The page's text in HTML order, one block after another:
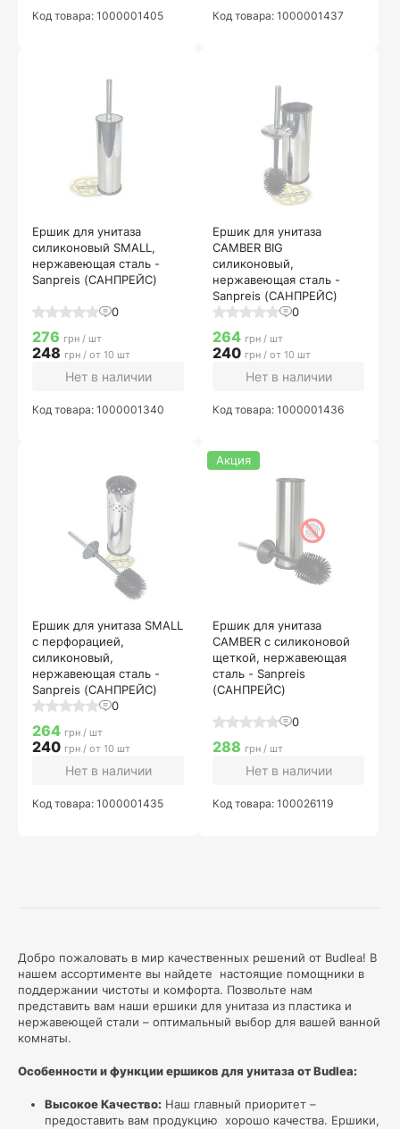
Добро пожаловать в мир качественных решений от Budlea! В
нашем ассортименте вы найдете настоящие помощники в
поддержании чистоты и комфорта. Позвольте нам
представить вам наши ершики для унитаза из пластика и
нержавеющей стали – оптимальный выбор для вашей ванной
комнаты.
Особенности и функции ершиков для унитаза от Budlea:
Высокое Качество: Наш главный приоритет –
предоставить вам продукцию хорошо качества. Ершики,
Код товара: 1000001405 Код товара: 1000001437
Ершик для унитаза
силиконовый SMALL,
нержавеющая сталь -
Sanpreis (САНПРЕЙС)
0
276 грн / шт
248 грн / от 10 шт
Нет в наличии
Код товара: 1000001340
Ершик для унитаза
CAMBER BIG
силиконовый,
нержавеющая сталь -
Sanpreis (САНПРЕЙС)
0
264 грн / шт
240 грн / от 10 шт
Нет в наличии
Код товара: 1000001436
Ершик для унитаза SMALL
с перфорацией,
силиконовый,
нержавеющая сталь -
Sanpreis (САНПРЕЙС)
0
264 грн / шт
240 грн / от 10 шт
Нет в наличии
Код товара: 1000001435
Ершик для унитаза
CAMBER с силиконовой
щеткой, нержавеющая
сталь - Sanpreis
(САНПРЕЙС)
0
Акция
288 грн / шт
Нет в наличии
Код товара: 100026119